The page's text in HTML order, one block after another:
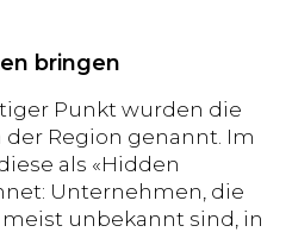
bringen
Punkt wurden die
Region genannt. Im
als «Hidden
Unternehmen, die
unbekannt sind, in